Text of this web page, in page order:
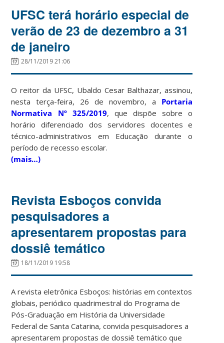
UFSC terá horário especial de
verão de 23 de dezembro a 31
de janeiro
28/11/2019 21:06
O reitor da UFSC, Ubaldo Cesar Balthazar, assinou,
nesta terça-feira, 26 de novembro, a Portaria
Normativa Nº 325/2019, que dispõe sobre o
horário diferenciado dos servidores docentes e
técnico-administrativos em Educação durante o
período de recesso escolar.
(mais…)
Revista Esboços convida
pesquisadores a
apresentarem propostas para
dossiê temático
18/11/2019 19:58
A revista eletrônica Esboços: histórias em contextos
globais, periódico quadrimestral do Programa de
Pós-Graduação em História da Universidade
Federal de Santa Catarina, convida pesquisadores a
apresentarem propostas de dossiê temático que